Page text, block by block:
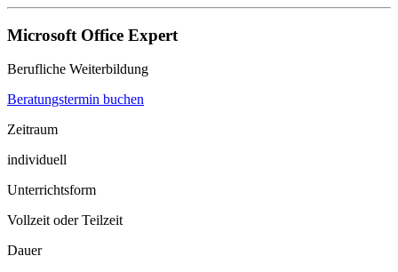
Microsoft Office Expert
Berufliche Weiterbildung
Beratungstermin buchen
Zeitraum
individuell
Unterrichtsform
Vollzeit oder Teilzeit
Dauer